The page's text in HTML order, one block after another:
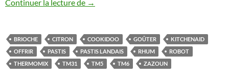
Continuer la lecture de →
BRIOCHE CITRON COOKIDOO GOÛTER
KITCHENAID
OFFRIR
PASTIS PASTIS LANDAIS RHUM
ROBOT
THERMOMIX
TM31 TM5 TM6 ZAZOUN